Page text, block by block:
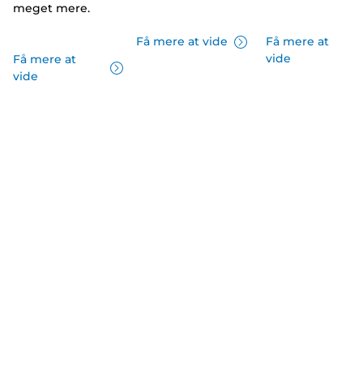
meget mere.
Få mere at
vide
Få mere at vide
Få mere at
vide